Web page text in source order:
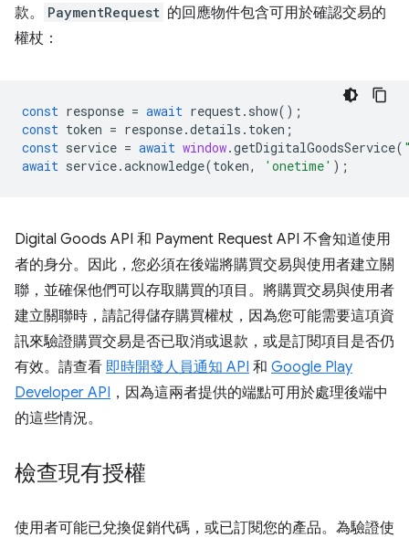
款。
PaymentRequest 的回應物件包含可用於確認交易的
權杖：
const response = await request. show();
const token = response.details . token ;
const service = await window.getDigitalGoodsService(
await service.acknowledge(token, 'onetime' );
Digital Goods API 和 Payment Request API 不會知道使用
者的身分。因此，您必須在後端將購買交易與使用者建立關
聯，並確保他們可以存取購買的項目。將購買交易與使用者
建立關聯時，請記得儲存購買權杖，因為您可能需要這項資
訊來驗證購買交易是否已取消或退款，或是訂閱項目是否仍
有效。請查看 即時開發人員通知 API 和 Google Play
Developer API ，因為這兩者提供的端點可用於處理後端中
的這些情況。
檢查現有授權
使用者可能已兌換促銷代碼，或已訂閱您的產品。為驗證使